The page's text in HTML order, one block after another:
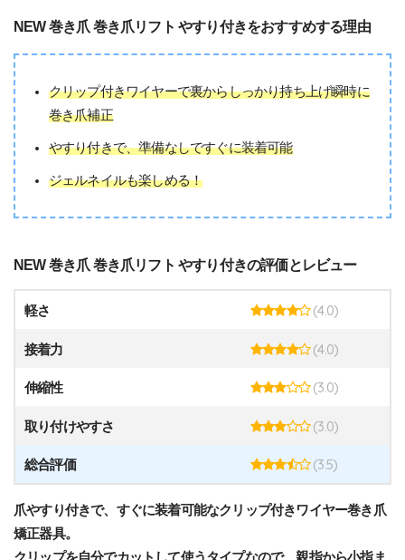
NEW 巻き爪 巻き爪リフト やすり付きをおすすめする理由
クリップ付きワイヤーで裏からしっかり持ち上げ瞬時に
巻き爪補正
やすり付きで、準備なしですぐに装着可能
ジェルネイルも楽しめる！
NEW 巻き爪 巻き爪リフト やすり付きの評価とレビュー
軽さ (4.0)
接着力 (4.0)
伸縮性 (3.0)
取り付けやすさ (3.0)
総合評価 (3.5)
爪やすり付きで、すぐに装着可能なクリップ付きワイヤー巻き爪
矯正器具。